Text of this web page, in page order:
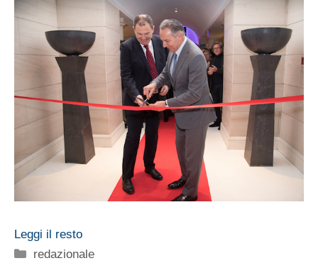
Leggi il resto
Categorie
redazionale